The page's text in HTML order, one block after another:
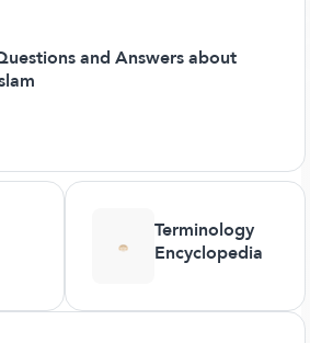
and Answers about
Terminology
Encyclopedia